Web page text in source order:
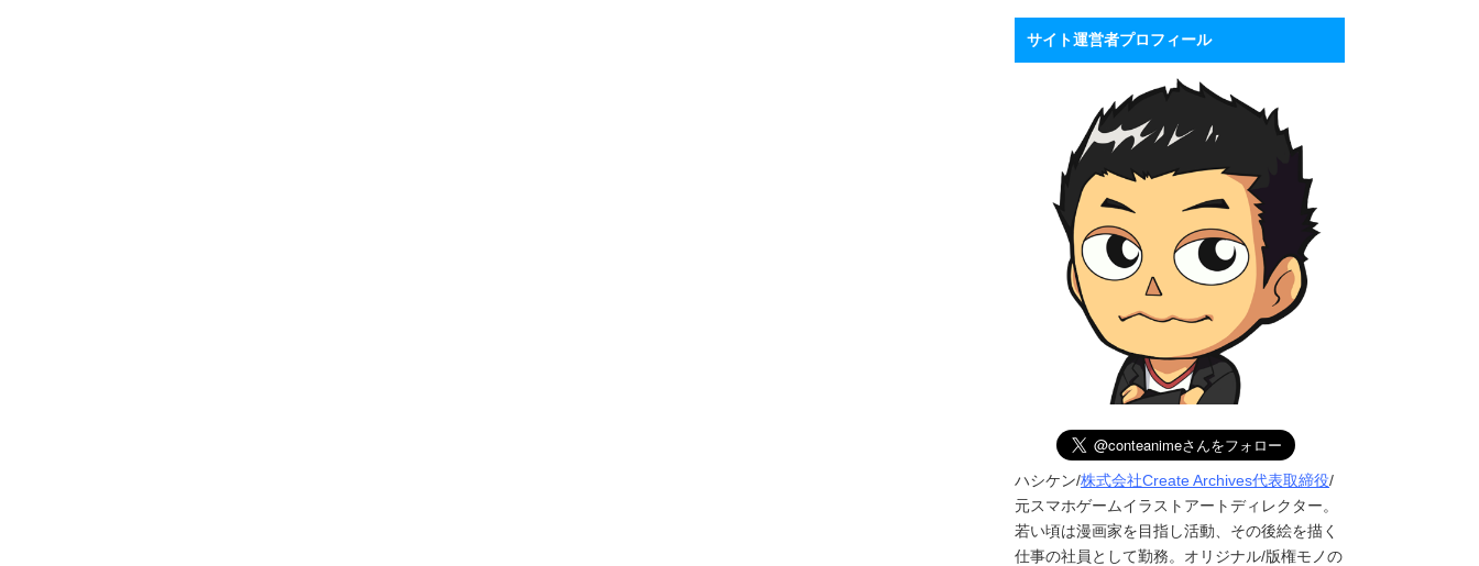
サイト運営者プロフィール
ハシケン/株式会社Create Archives代表取締役/
元スマホゲームイラストアートディレクター。
若い頃は漫画家を目指し活動、その後絵を描く
仕事の社員として勤務。オリジナル/版権モノの